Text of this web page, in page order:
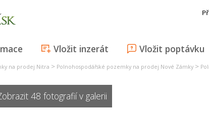
Vložit inzerát Vložit poptávku
na prodej Nitra > Polnohospodářské pozemky na prodej Nové Zámky >
48 fotografií v galerii